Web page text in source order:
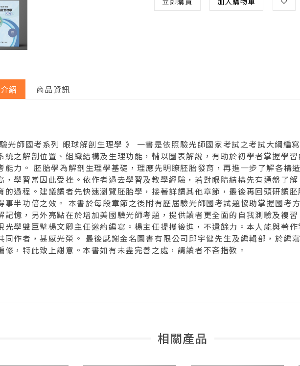
紹 商品資訊
驗光師國考系列 眼球解剖生理學 》 一書是依照驗光師國家考試之考試大綱編
統之解剖位置、組織結構及生理功能，輔以圖表解說，有助於初學者掌握學
能力。 胚胎學為解剖生理學基礎，理應先明瞭胚胎發育，再進一步了解各構
，學習常因此受挫。依作者過去學習及教學經驗，若對眼睛結構先有通盤了
的過程。建議讀者先快速瀏覽胚胎學，接著詳讀其他章節，最後再回頭研讀胚
事半功倍之效。 本書於每段章節之後附有歷屆驗光師國考試題協助掌握國考
記憶，另外亮點在於增加美國驗光師考題，提供讀者更全面的自我測驗及複
光學雙巨擘楊文卿主任邀約編寫。楊主任提攜後進，不遺餘力。本人能與著
同作者，甚感光榮。 最後感謝金名圖書有限公司邱宇健先生及編輯部，於編
修，特此致上謝意。本書如有未盡完善之處，請讀者不吝指教。
相關產品